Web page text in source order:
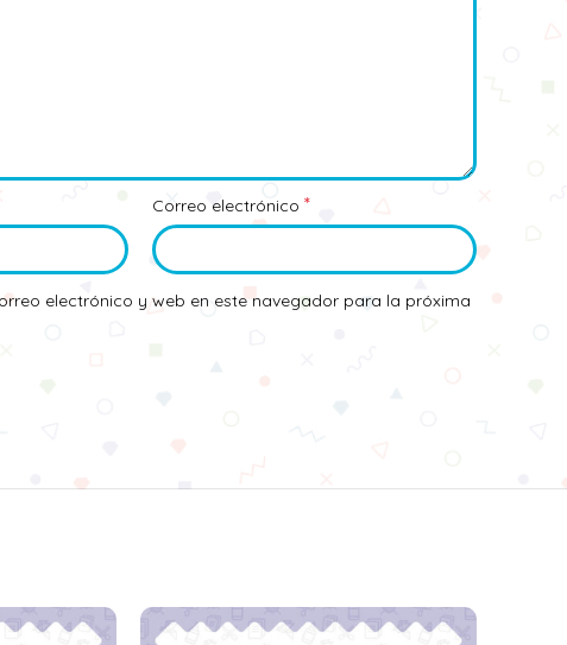
Correo electrónico *
electrónico y web en este navegador para la próxima